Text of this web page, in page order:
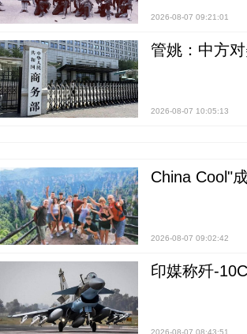
2026-08-07 09:21:01
管姚：中方
2026-08-07 10:05:13
China Cool"
2026-08-07 09:02:42
印媒称歼-
2026-08-07 08:43:51